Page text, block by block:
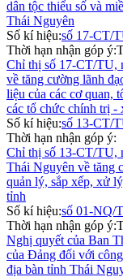
dân tộc thiểu số và
Thái Nguyên
Số kí hiệu:số 17-CT/
Thời hạn nhận góp ý:
Chỉ thị số 17-CT/TU,
về tăng cường lãnh
liệu của các cơ quan,
các tổ chức chính trị -
Số kí hiệu:số 13-CT/
Thời hạn nhận góp ý:
Chỉ thị số 13-CT/TU,
Thái Nguyên về tăng
quản lý, sắp xếp, xử
tỉnh
Số kí hiệu:số 01-NQ/
Thời hạn nhận góp ý:
Nghị quyết của Ban
của Đảng đối với
địa bàn tỉnh Thái